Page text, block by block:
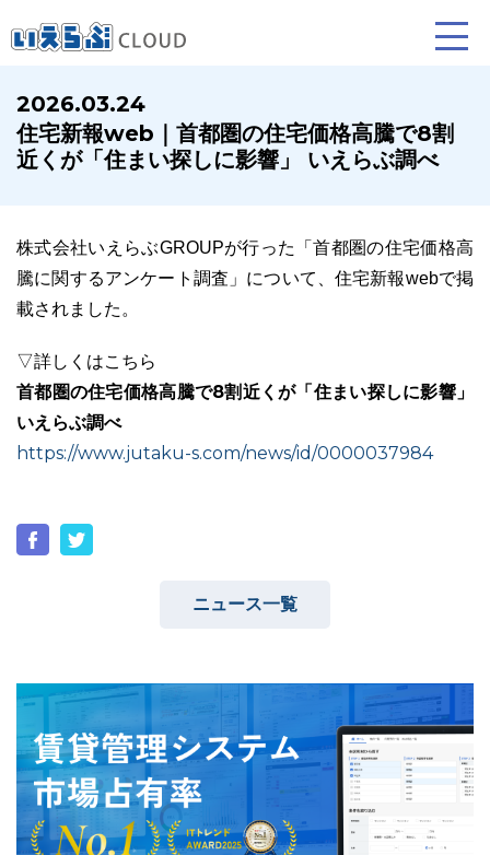
賃貸仲介 売買仲介 賃貸管理
ホームページ制作について
ニュース一覧 お役立ちブログ 資料ダウンロード
2026.03.24
住宅新報web｜首都圏の住宅価格高騰で8割
近くが「住まい探しに影響」 いえらぶ調べ
株式会社いえらぶGROUPが行った「首都圏の住宅価格高
騰に関するアンケート調査」について、住宅新報webで掲
載されました。
▽詳しくはこちら
首都圏の住宅価格高騰で8割近くが「住まい探しに影響」
いえらぶ調べ
https://www.jutaku-s.com/news/id/0000037984
ニュース一覧